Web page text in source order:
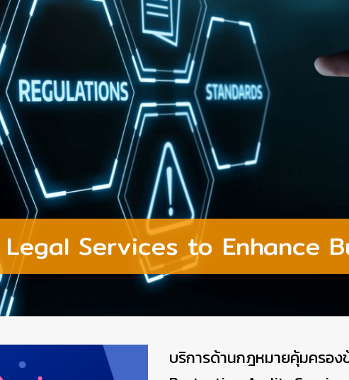
Services to Enhance
บริการด้านกฎหมายคุ้มครอ